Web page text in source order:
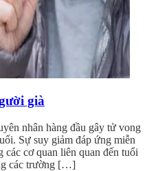
già
nhân hàng đầu gây tử vong
Sự suy giảm đáp ứng miễn
cơ quan liên quan đến tuổi
các trường […]